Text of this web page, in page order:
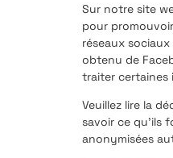
Sur notre site
pour
réseaux
obtenu de
traiter certaines
Veuillez lire la
savoir ce qu’ils
anonymisées